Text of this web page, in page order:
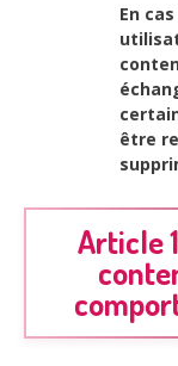
En
être
Article